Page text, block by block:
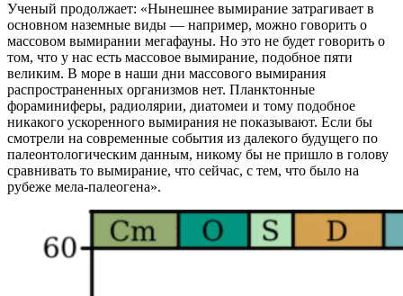
Ученый продолжает: «Нынешнее вымирание затрагивает в
основном наземные виды — например, можно говорить о
массовом вымирании мегафауны. Но это не будет говорить о
том, что у нас есть массовое вымирание, подобное пяти
великим. В море в наши дни массового вымирания
распространенных организмов нет. Планктонные
фораминиферы, радиолярии, диатомеи и тому подобное
никакого ускоренного вымирания не показывают. Если бы
смотрели на современные события из далекого будущего по
палеонтологическим данным, никому бы не пришло в голову
сравнивать то вымирание, что сейчас, с тем, что было на
рубеже мела-палеогена».